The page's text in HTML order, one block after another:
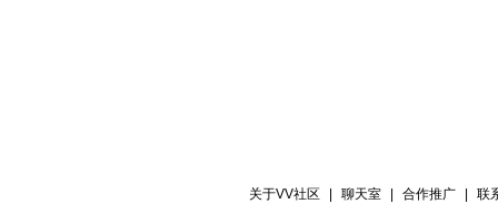
关于VV社区 聊天室 合作推广 联